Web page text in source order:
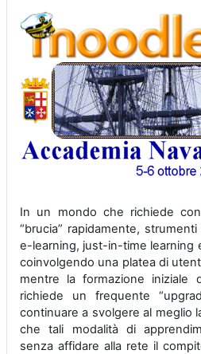
In un mondo che richiede
“brucia” rapidamente,
e-learning, just-in-time learning
coinvolgendo una platea di
mentre la formazione iniziale
richiede un frequente
continuare a svolgere al meglio
che tali modalità di
senza affidare alla rete il